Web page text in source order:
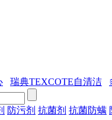
瑞典TEXCOTE自清洁
防污剂 抗菌剂 抗菌防螨